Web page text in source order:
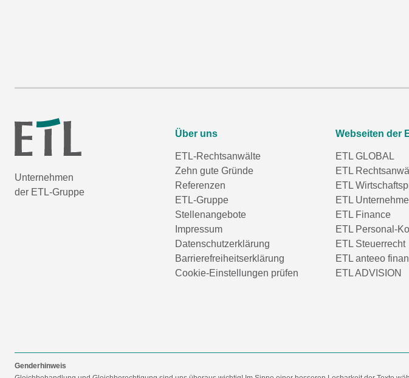
Unternehmen
der ETL-Gruppe
Über uns
ETL-Rechtsanwälte
Zehn gute Gründe
Referenzen
ETL-Gruppe
Stellenangebote
Impressum
Datenschutzerklärung
Barrierefreiheitserklärung
Cookie-Einstellungen prüfen
Webseiten der
ETL GLOBAL
ETL
ETL
ETL
ETL Finance
ETL Personal-
ETL Steuerrecht
ETL anteeo
ETL ADVISION
Genderhinweis